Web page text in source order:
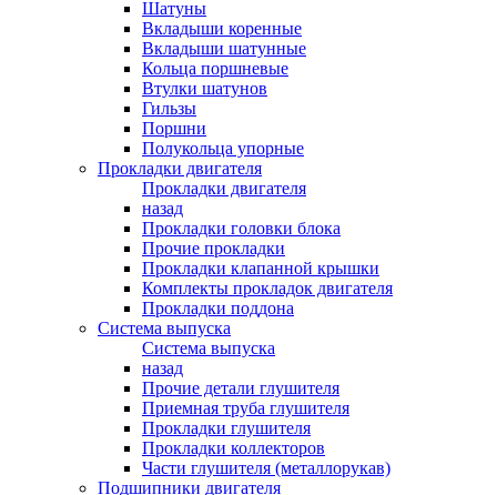
Шатуны
Вкладыши коренные
Вкладыши шатунные
Кольца поршневые
Втулки шатунов
Гильзы
Поршни
Полукольца упорные
Прокладки двигателя
Прокладки двигателя
назад
Прокладки головки блока
Прочие прокладки
Прокладки клапанной крышки
Комплекты прокладок двигателя
Прокладки поддона
Система выпуска
Система выпуска
назад
Прочие детали глушителя
Приемная труба глушителя
Прокладки глушителя
Прокладки коллекторов
Части глушителя (металлорукав)
Подшипники двигателя